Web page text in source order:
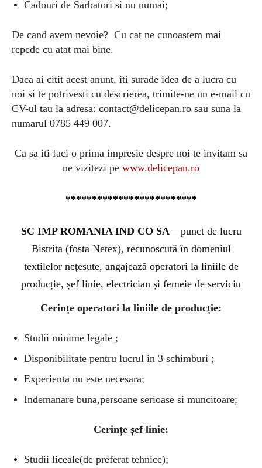
Cadouri de Sarbatori si nu numai;
De cand avem nevoie? Cu cat ne cunoastem mai
repede cu atat mai bine.
Daca ai citit acest anunt, iti surade idea de a lucra cu
noi si te potrivesti cu descrierea, trimite-ne un e-mail cu
CV-ul tau la adresa: contact@delicepan.ro sau suna la
numarul 0785 449 007.
Ca sa iti faci o prima impresie despre noi te invitam sa
ne vizitezi pe www.delicepan.ro
*************************
SC IMP ROMANIA IND CO SA– punct de lucru
Bistrita (fosta Netex), recunoscută în domeniul
textilelor nețesute, angajează operatori la liniile de
producție, șef linie, electrician și femeie de serviciu
Cerințe operatori la liniile de producție:
Studii minime legale ;
Disponibilitate pentru lucrul in 3 schimburi ;
Experienta nu este necesara;
Indemanare buna,persoane serioase si muncitoare;
Cerințe șef linie:
Studii liceale(de preferat tehnice);